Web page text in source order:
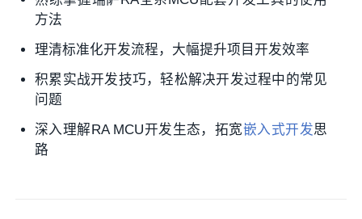
方法
理清标准化开发流程，大幅提升项目开发效率
积累实战开发技巧，轻松解决开发过程中的常见
问题
深入理解RA MCU开发生态，拓宽嵌入式开发思
路